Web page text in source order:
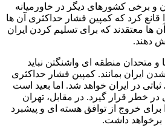
و برخی کشورهای دیگر در خاورمیانه
قانع کرد که کمپین فشار حداکثری آن ها
معتقدند که برای تسلیم کردن ایران
دهند.
و متحدان منطقه ای واشنگتن نباید
ایران بمانند. کمپین فشار حداکثری
در ایران خواهد شد. اما بعید است
خطر قرار گیرد. در مقابل، تهران
برای خروج از توافق هسته ای و پیشبرد
برخواهد داشت.